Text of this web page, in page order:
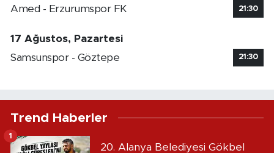
Amed - Erzurumspor FK 21:30
17 Ağustos, Pazartesi
Samsunspor - Göztepe
21:30
Trend Haberler
20. Alanya Belediyesi Gökbel
1